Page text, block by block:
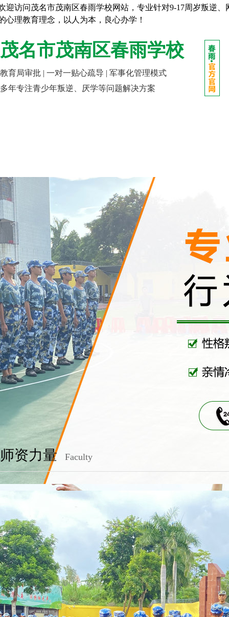
茂名市茂南区春雨学校
教育局审批 | 一对一贴心疏导 | 军事化管理模式
多年专注青少年叛逆、厌学等问题解决方案
迎访问茂名市茂南区春雨学校网站，专业针对9-17周岁叛逆
心理教育理念，以人为本，良心办学！
师资力量 Faculty